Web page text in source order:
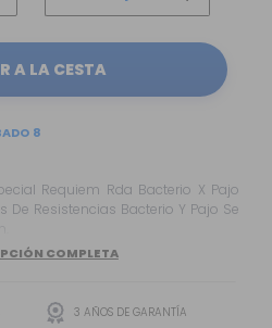
A LA CESTA
Requiem Rda Bacterio X Pajo
COMPLETA
3 AÑOS DE GARANTÍA